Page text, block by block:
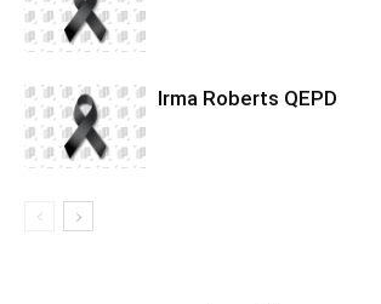
Irma Roberts QEPD